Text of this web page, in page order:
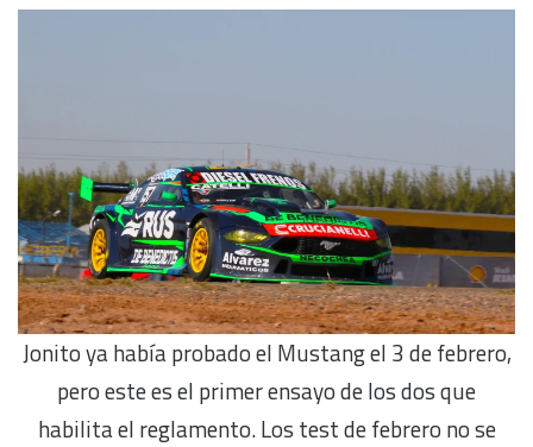
Jonito ya había probado el Mustang el 3 de febrero,
pero este es el primer ensayo de los dos que
habilita el reglamento. Los test de febrero no se